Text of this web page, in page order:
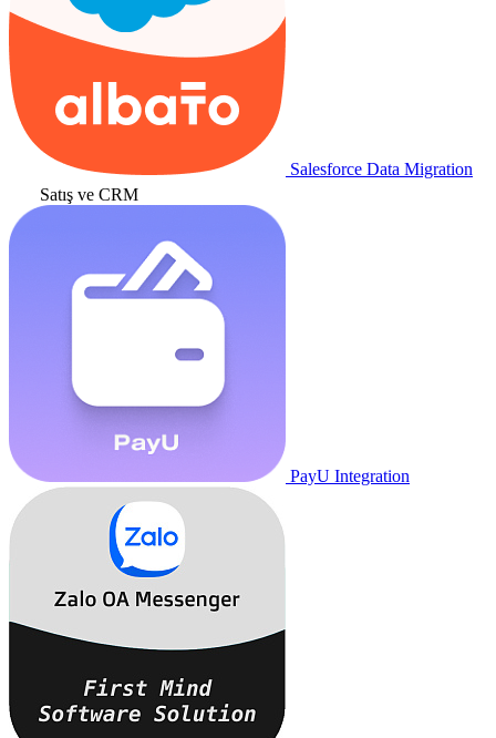
Salesforce Data Migration
Satış ve CRM
PayU Integration